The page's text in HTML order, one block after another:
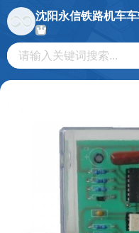
沈阳永信铁路机车